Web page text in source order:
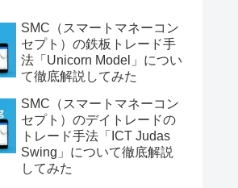
SMC（スマートマネーコン
セプト）の鉄板トレード手
法「Unicorn Model」につい
て徹底解説してみた
SMC（スマートマネーコン
セプト）のデイトレードの
トレード手法「ICT Judas
Swing」について徹底解説
してみた